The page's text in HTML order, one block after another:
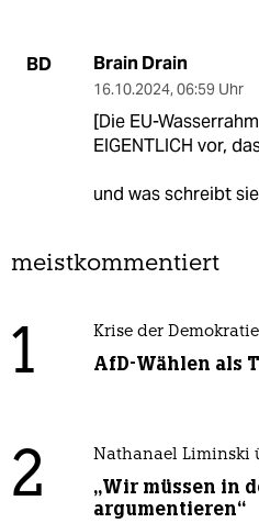
BD Brain Drain
16.10.2024, 06:59 Uhr
[Die EU-
EIGENTLICH vor,
und was schreibt
meistkommentiert
1 Krise der Demokratie
AfD-Wählen als
2 Nathanael Liminski
„Wir müssen in
argumentieren“